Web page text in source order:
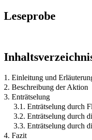
Leseprobe
1. Einleitung und
2. Beschreibung der Aktion
3. Enträtselung
3.1. Enträtselung durch
3.2. Enträtselung durch
3.3. Enträtselung durch
4. Fazit